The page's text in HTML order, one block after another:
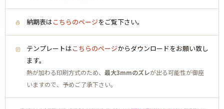
納期表はこちらのページをご覧下さい。
テンプレートはこちらのページからダウンロードをお願い致し
ます。
熱が加わる印刷方式のため、 最大3mmのズレが出る可能性が御座
いますので、予めご了承下さい。